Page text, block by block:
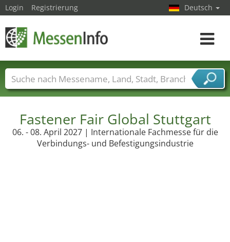
Fastener Fair Global Stuttgart
06. - 08. April 2027 | Internationale Fachmesse für die
Verbindungs- und Befestigungsindustrie
Login Registrierung Deutsch
Toggle
Messenamen Länder Städte
Branchen